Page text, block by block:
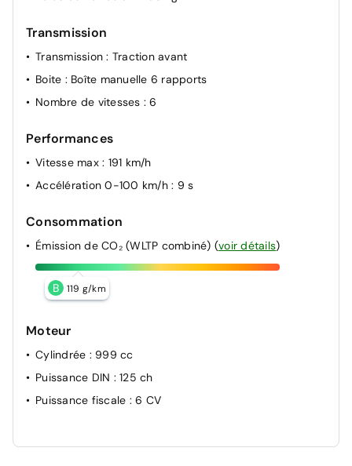
Transmission
Transmission: Traction avant
Boite : Boîte manuelle 6 rapports
Nombre de vitesses : 6
Performances
Vitesse max : 191 km/h
Accélération 0-100 km/h : 9 s
Consommation
Émission de CO₂ (WLTP combiné) (voir détails)
B 119 g/km
Moteur
Cylindrée : 999 cc
Puissance DIN : 125 ch
Puissance fiscale : 6 CV